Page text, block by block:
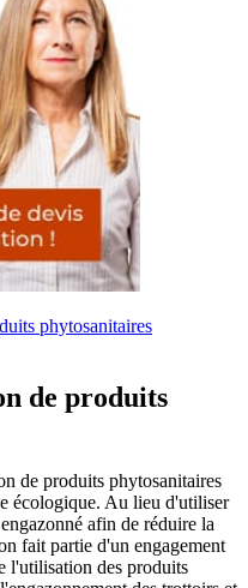
phytosanitaires
de produits
de produits phytosanitaires
écologique. Au lieu d'utiliser
afin de réduire la
fait partie d'un engagement
l'utilisation des produits